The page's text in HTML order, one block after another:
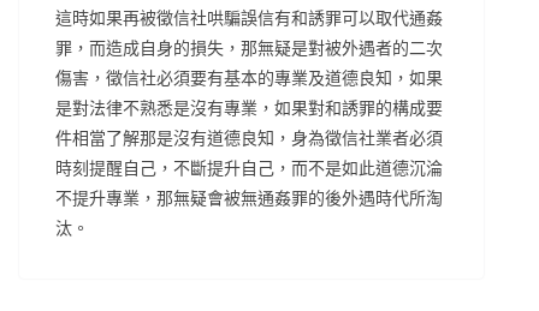
這時如果再被徵信社哄騙誤信有和誘罪可以取代通姦
罪，而造成自身的損失，那無疑是對被外遇者的二次
傷害，徵信社必須要有基本的專業及道德良知，如果
是對法律不熟悉是沒有專業，如果對和誘罪的構成要
件相當了解那是沒有道德良知，身為徵信社業者必須
時刻提醒自己，不斷提升自己，而不是如此道德沉淪
不提升專業，那無疑會被無通姦罪的後外遇時代所淘
汰。